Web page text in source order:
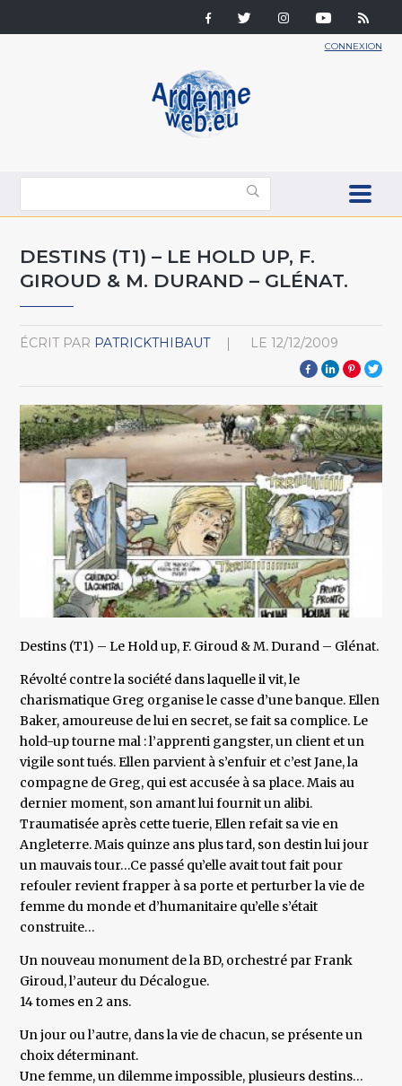
CONNEXION
DESTINS (T1) – LE HOLD UP, F.
GIROUD & M. DURAND – GLÉNAT.
ÉCRIT PAR PATRICKTHIBAUT LE 12/12/2009
Destins (T1) – Le Hold up, F. Giroud & M. Durand – Glénat.
Révolté contre la société dans laquelle il vit, le
charismatique Greg organise le casse d’une banque. Ellen
Baker, amoureuse de lui en secret, se fait sa complice. Le
hold-up tourne mal : l’apprenti gangster, un client et un
vigile sont tués. Ellen parvient à s’enfuir et c’est Jane, la
compagne de Greg, qui est accusée à sa place. Mais au
dernier moment, son amant lui fournit un alibi.
Traumatisée après cette tuerie, Ellen refait sa vie en
Angleterre. Mais quinze ans plus tard, son destin lui jour
un mauvais tour…Ce passé qu’elle avait tout fait pour
refouler revient frapper à sa porte et perturber la vie de
femme du monde et d’humanitaire qu’elle s’était
construite…
Un nouveau monument de la BD, orchestré par Frank
Giroud, l’auteur du Décalogue.
14 tomes en 2 ans.
Un jour ou l’autre, dans la vie de chacun, se présente un
choix déterminant.
Une femme, un dilemme impossible, plusieurs destins…